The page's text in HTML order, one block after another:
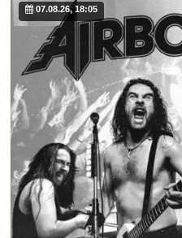
07.08.26, 18:05